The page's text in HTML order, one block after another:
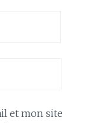
et mon site